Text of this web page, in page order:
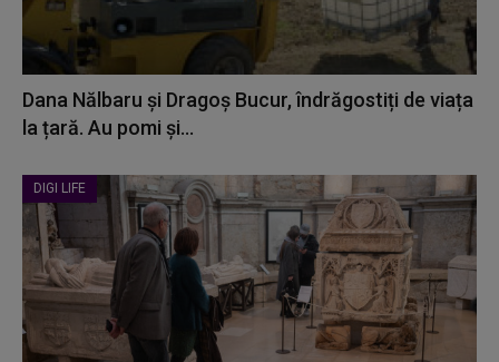
Dana Nălbaru și Dragoș Bucur, îndrăgostiți de viața
la țară. Au pomi și...
DIGI LIFE